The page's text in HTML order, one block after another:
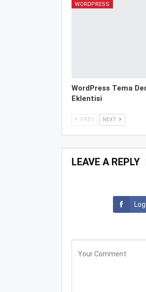
WORDPRESS
WordPress Tema
Eklentisi
PREV NEXT
LEAVE A REPLY